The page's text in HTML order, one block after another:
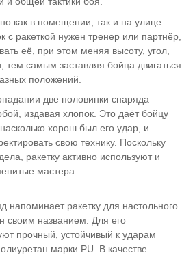
как в помещении, так и на улице.
с ракеткой нужен тренер или партнёр,
её, при этом меняя высоту, угол,
тем самым заставляя бойца двигаться
положений.
две половинки снаряда
издавая хлопок. Это даёт бойцу
хорош был его удар, и
свою технику. Поскольку
ракетку активно используют и
мастера.
ракетку для настольного
своим названием. Для его
прочный, устойчивый к ударам
марки PU. В качестве